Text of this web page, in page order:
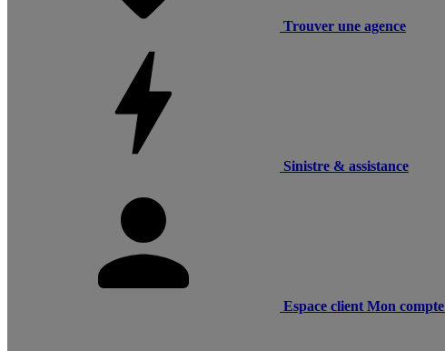
Trouver une agence
Sinistre & assistance
Espace client Mon compte